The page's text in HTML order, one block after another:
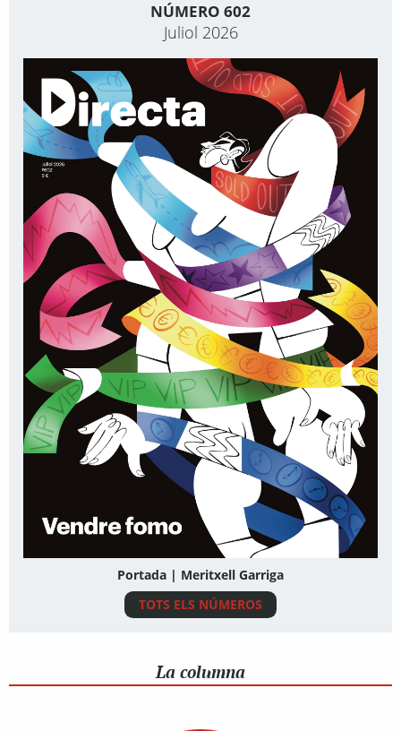
NÚMERO 602
Juliol 2026
Portada | Meritxell Garriga
TOTS ELS NÚMEROS
La columna